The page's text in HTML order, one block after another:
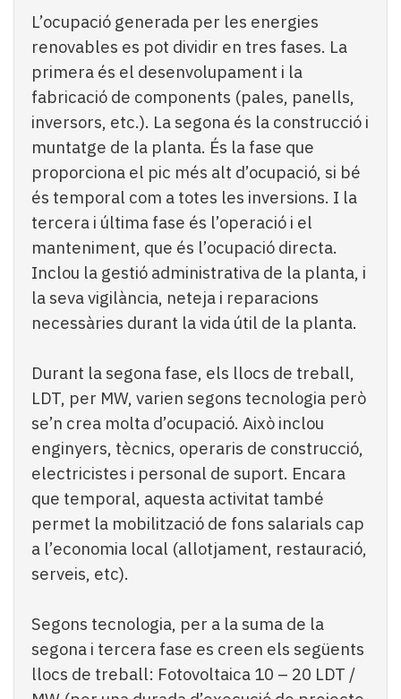
L’ocupació generada per les energies
renovables es pot dividir en tres fases. La
primera és el desenvolupament i la
fabricació de components (pales, panells,
inversors, etc.). La segona és la construcció i
muntatge de la planta. És la fase que
proporciona el pic més alt d’ocupació, si bé
és temporal com a totes les inversions. I la
tercera i última fase és l’operació i el
manteniment, que és l’ocupació directa.
Inclou la gestió administrativa de la planta, i
la seva vigilància, neteja i reparacions
necessàries durant la vida útil de la planta.
Durant la segona fase, els llocs de treball,
LDT, per MW, varien segons tecnologia però
se’n crea molta d’ocupació. Això inclou
enginyers, tècnics, operaris de construcció,
electricistes i personal de suport. Encara
que temporal, aquesta activitat també
permet la mobilització de fons salarials cap
a l’economia local (allotjament, restauració,
serveis, etc).
Segons tecnologia, per a la suma de la
segona i tercera fase es creen els següents
llocs de treball: Fotovoltaica 10 – 20 LDT /